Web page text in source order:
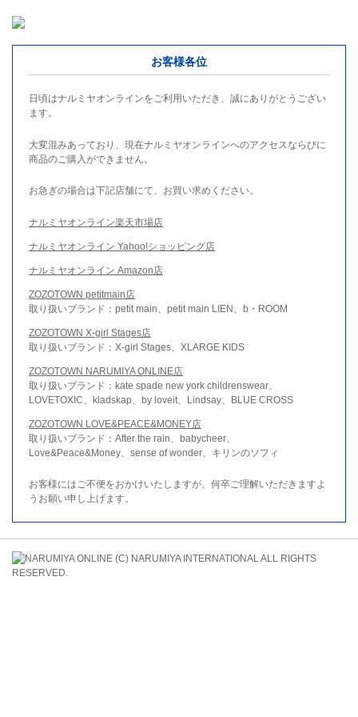
お客様各位
日頃はナルミヤオンラインをご利用いただき、誠にありがとうござい
ます。
大変混みあっており、現在ナルミヤオンラインへのアクセスならびに
商品のご購入ができません。
お急ぎの場合は下記店舗にて、お買い求めください。
ナルミヤオンライン楽天市場店
ナルミヤオンライン Yahoo!ショッピング店
ナルミヤオンライン Amazon店
ZOZOTOWN petitmain店
取り扱いブランド：petit main、petit main LIEN、b・ROOM
ZOZOTOWN X-girl Stages店
取り扱いブランド：X-girl Stages、XLARGE KIDS
ZOZOTOWN NARUMIYA ONLINE店
取り扱いブランド：kate spade new york childrenswear、
LOVETOXIC、kladskap、by loveit、Lindsay、BLUE CROSS
ZOZOTOWN LOVE&PEACE&MONEY店
取り扱いブランド：After the rain、babycheer、
Love&Peace&Money、sense of wonder、キリンのソフィ
お客様にはご不便をおかけいたしますが、何卒ご理解いただきますよ
うお願い申し上げます。